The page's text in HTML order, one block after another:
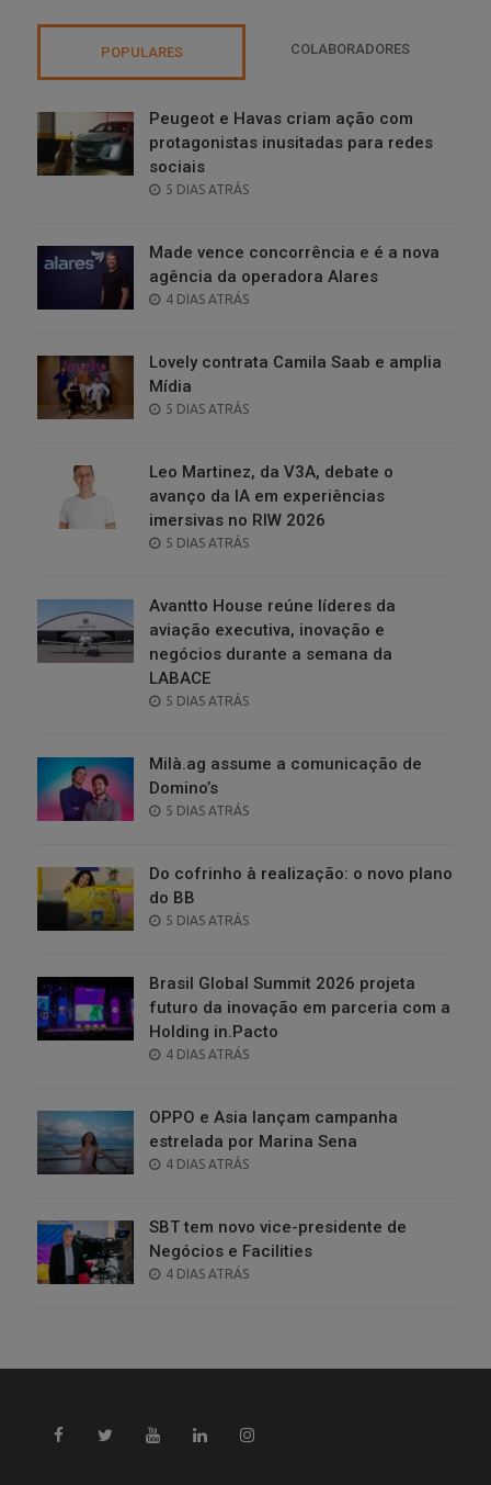
POPULARES COLABORADORES
Peugeot e Havas criam ação com
protagonistas inusitadas para redes
sociais
POSTED
5 DIAS ATRÁS
Made vence concorrência e é a nova
agência da operadora Alares
POSTED
4 DIAS ATRÁS
Lovely contrata Camila Saab e amplia
Mídia
POSTED
5 DIAS ATRÁS
Leo Martinez, da V3A, debate o
avanço da IA em experiências
imersivas no RIW 2026
POSTED
5 DIAS ATRÁS
Avantto House reúne líderes da
aviação executiva, inovação e
negócios durante a semana da
LABACE
POSTED
5 DIAS ATRÁS
Milà.ag assume a comunicação de
Domino’s
POSTED
5 DIAS ATRÁS
Do cofrinho à realização: o novo plano
do BB
POSTED
5 DIAS ATRÁS
Brasil Global Summit 2026 projeta
futuro da inovação em parceria com a
Holding in.Pacto
POSTED
4 DIAS ATRÁS
OPPO e Asia lançam campanha
estrelada por Marina Sena
POSTED
4 DIAS ATRÁS
SBT tem novo vice-presidente de
Negócios e Facilities
POSTED
4 DIAS ATRÁS